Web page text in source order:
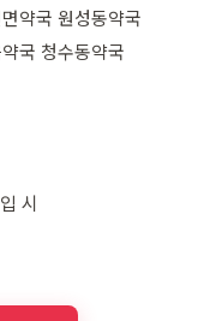
약국 원성동약국
국 청수동약국
시